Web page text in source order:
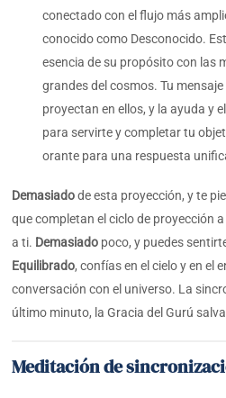
conectado con el flujo más
conocido como Desconocido.
esencia de su propósito con las
grandes del cosmos. Tu
proyectan en ellos, y la ayuda y
para servirte y completar tu
orante para una respuesta
Demasiadode esta proyección, y te
que completan el ciclo de proyección
a ti. Demasiado poco, y puedes
Equilibrado, confías en el cielo y en el
conversación con el universo. La
último minuto, la Gracia del Gurú
Meditación de